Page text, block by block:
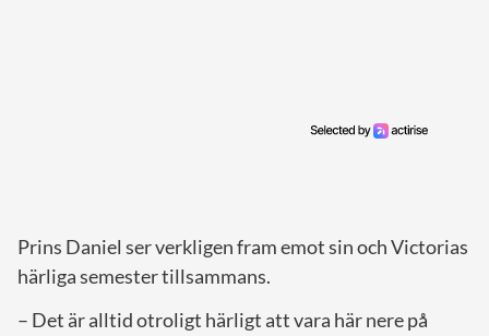
Prins Daniel ser verkligen fram emot sin och Victorias
härliga semester tillsammans.
– Det är alltid otroligt härligt att vara här nere på